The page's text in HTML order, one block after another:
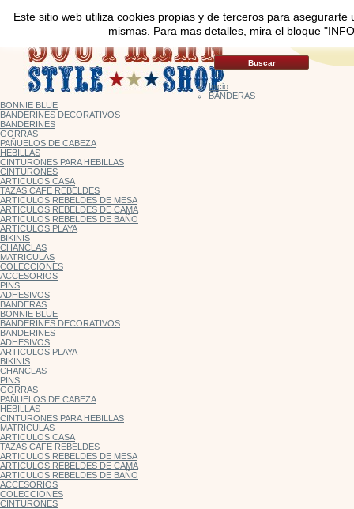
Inicio
BANDERAS
BONNIE BLUE
BANDERINES DECORATIVOS
BANDERINES
GORRAS
PAÑUELOS DE CABEZA
HEBILLAS
CINTURONES PARA HEBILLAS
CINTURONES
ARTICULOS CASA
TAZAS CAFE REBELDES
ARTICULOS REBELDES DE MESA
ARTICULOS REBELDES DE CAMA
ARTICULOS REBELDES DE BAÑO
ARTICULOS PLAYA
BIKINIS
CHANCLAS
MATRICULAS
COLECCIONES
ACCESORIOS
PINS
ADHESIVOS
BANDERAS
BONNIE BLUE
BANDERINES DECORATIVOS
BANDERINES
ADHESIVOS
ARTICULOS PLAYA
BIKINIS
CHANCLAS
PINS
GORRAS
PAÑUELOS DE CABEZA
HEBILLAS
CINTURONES PARA HEBILLAS
MATRICULAS
ARTICULOS CASA
TAZAS CAFE REBELDES
ARTICULOS REBELDES DE MESA
ARTICULOS REBELDES DE CAMA
ARTICULOS REBELDES DE BAÑO
ACCESORIOS
COLECCIONES
CINTURONES
Este sitio web utiliza cookies propias y de terceros para
mismas. Para mas detalles, mira el bloque